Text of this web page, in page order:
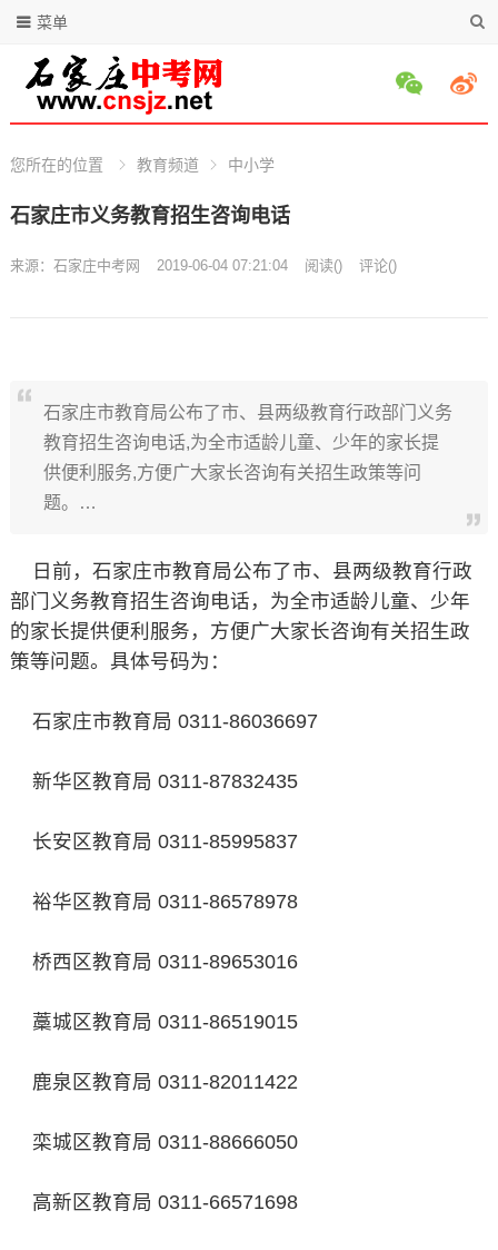
菜单
您所在的位置 教育频道 中小学
石家庄市义务教育招生咨询电话
来源： 石家庄中考网 2019-06-04 07:21:04 阅读() 评论()
石家庄市教育局公布了市、县两级教育行政部门义务
教育招生咨询电话,为全市适龄儿童、少年的家长提
供便利服务,方便广大家长咨询有关招生政策等问
题。…
日前，石家庄市教育局公布了市、县两级教育行政
部门义务教育招生咨询电话，为全市适龄儿童、少年
的家长提供便利服务，方便广大家长咨询有关招生政
策等问题。具体号码为：
石家庄市教育局 0311-86036697
新华区教育局 0311-87832435
长安区教育局 0311-85995837
裕华区教育局 0311-86578978
桥西区教育局 0311-89653016
藁城区教育局 0311-86519015
鹿泉区教育局 0311-82011422
栾城区教育局 0311-88666050
高新区教育局 0311-66571698